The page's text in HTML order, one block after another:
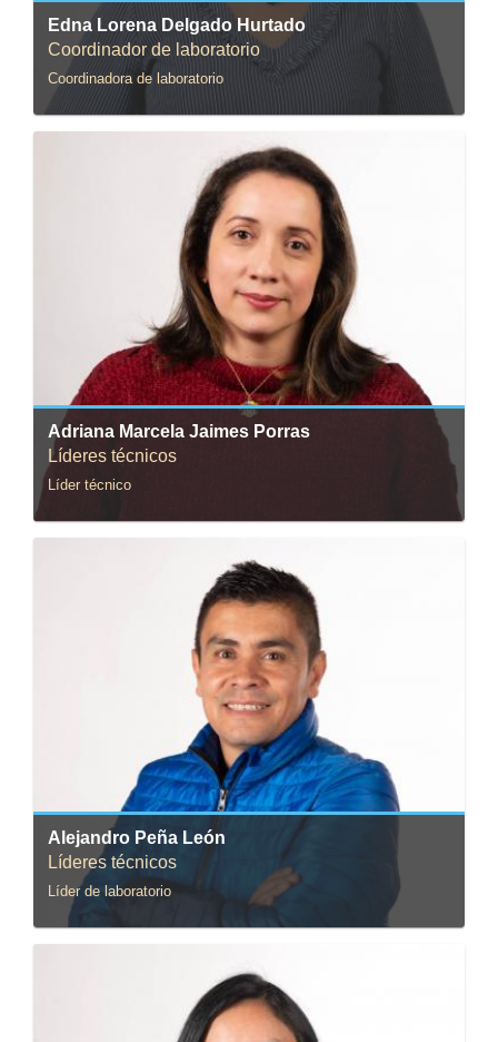
Edna Lorena Delgado Hurtado
Coordinador de laboratorio
Coordinadora de laboratorio
Adriana Marcela Jaimes Porras
Líderes técnicos
Líder técnico
Correo:am.jaimes72@uniandes.edu.co
Alejandro Peña León
Líderes técnicos
Líder de laboratorio
Correo:apena@uniandes.edu.co